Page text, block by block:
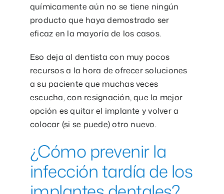
químicamente aún no se tiene ningún
producto que haya demostrado ser
eficaz en la mayoría de los casos.
Eso deja al dentista con muy pocos
recursos a la hora de ofrecer soluciones
a su paciente que muchas veces
escucha, con resignación, que la mejor
opción es quitar el implante y volver a
colocar (si se puede) otro nuevo.
¿Cómo prevenir la
infección tardía de los